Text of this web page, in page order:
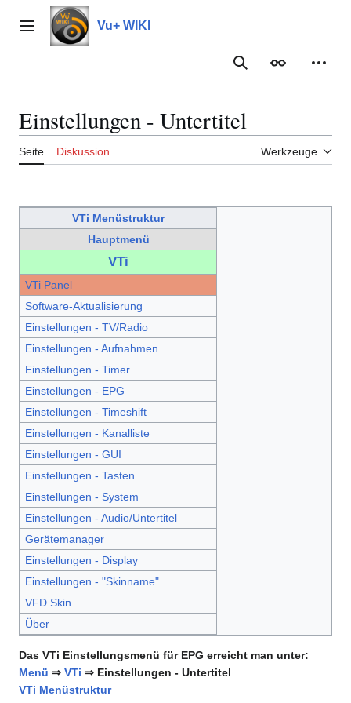
Inhalt
springenHauptmenü Vu+ WIKI
Suche
Einstellungen - Untertitel
Seite Diskussion Werkzeuge
VTi Menüstruktur
Hauptmenü
VTi
VTi Panel
Software-Aktualisierung
Einstellungen - TV/Radio
Einstellungen - Aufnahmen
Einstellungen - Timer
Einstellungen - EPG
Einstellungen - Timeshift
Einstellungen - Kanalliste
Einstellungen - GUI
Einstellungen - Tasten
Einstellungen - System
Einstellungen - Audio/Untertitel
Gerätemanager
Einstellungen - Display
Einstellungen - "Skinname"
VFD Skin
Über
Das VTi Einstellungsmenü für EPG erreicht man unter:
Menü ⇒ VTi ⇒ Einstellungen - Untertitel
VTi Menüstruktur